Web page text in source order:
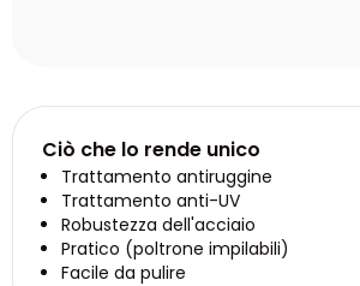
Ciò che lo rende unico
Trattamento antiruggine
Trattamento anti-UV
Robustezza dell'acciaio
Pratico (poltrone impilabili)
Facile da pulire